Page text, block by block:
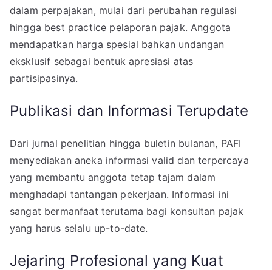
dalam perpajakan, mulai dari perubahan regulasi
hingga best practice pelaporan pajak. Anggota
mendapatkan harga spesial bahkan undangan
eksklusif sebagai bentuk apresiasi atas
partisipasinya.
Publikasi dan Informasi Terupdate
Dari jurnal penelitian hingga buletin bulanan, PAFI
menyediakan aneka informasi valid dan terpercaya
yang membantu anggota tetap tajam dalam
menghadapi tantangan pekerjaan. Informasi ini
sangat bermanfaat terutama bagi konsultan pajak
yang harus selalu up-to-date.
Jejaring Profesional yang Kuat